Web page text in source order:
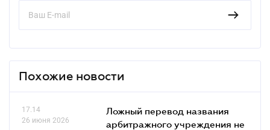
Похожие новости
17.14
26 июня 2026
Ложный перевод названия
арбитражного учреждения не